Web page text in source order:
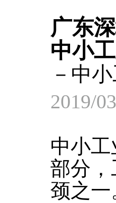
广东
中小
－中
2019/
中小
部分
颈之一